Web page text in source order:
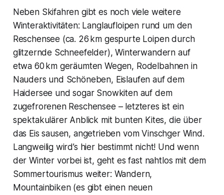
Neben Skifahren gibt es noch viele weitere
Winteraktivitäten: Langlaufloipen rund um den
Reschensee (ca. 26 km gespurte Loipen durch
glitzernde Schneefelder), Winterwandern auf
etwa 60 km geräumten Wegen, Rodelbahnen in
Nauders und Schöneben, Eislaufen auf dem
Haidersee und sogar Snowkiten auf dem
zugefrorenen Reschensee – letzteres ist ein
spektakulärer Anblick mit bunten Kites, die über
das Eis sausen, angetrieben vom Vinschger Wind.
Langweilig wird’s hier bestimmt nicht! Und wenn
der Winter vorbei ist, geht es fast nahtlos mit dem
Sommertourismus weiter: Wandern,
Mountainbiken (es gibt einen neuen